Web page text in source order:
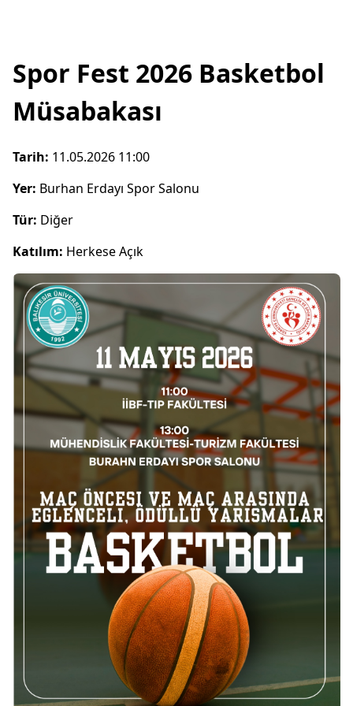
Spor Fest 2026 Basketbol
Müsabakası
Tarih: 11.05.2026 11:00
Yer: Burhan Erdayı Spor Salonu
Tür: Diğer
Katılım: Herkese Açık